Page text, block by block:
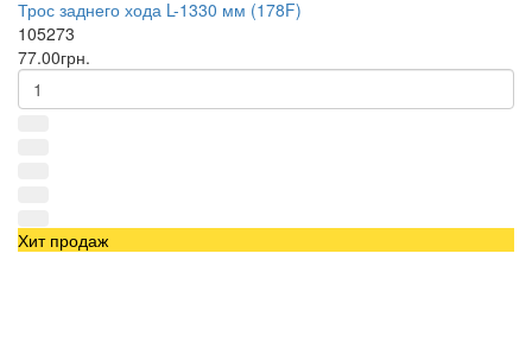
Трос заднего хода L-1330 мм (178F)
105273
77.00грн.
Хит продаж